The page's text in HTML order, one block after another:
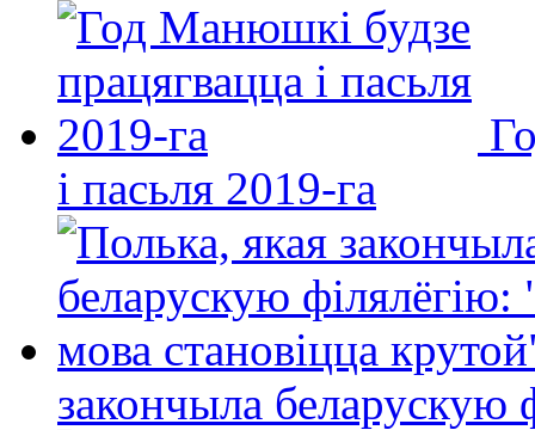
і пасьля 2019-га
закончыла беларускую